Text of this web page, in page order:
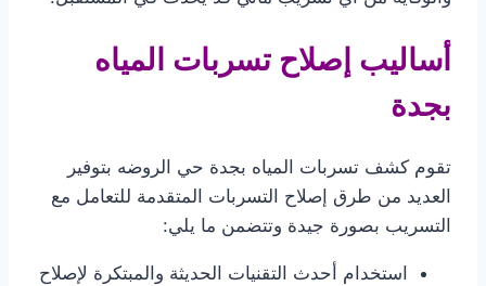
أساليب إصلاح تسربات المياه
بجدة
تقوم كشف تسربات المياه بجدة حي الروضه بتوفير
العديد من طرق إصلاح التسربات المتقدمة للتعامل مع
التسريب بصورة جيدة وتتضمن ما يلي:
استخدام أحدث التقنيات الحديثة والمبتكرة لإصلاح